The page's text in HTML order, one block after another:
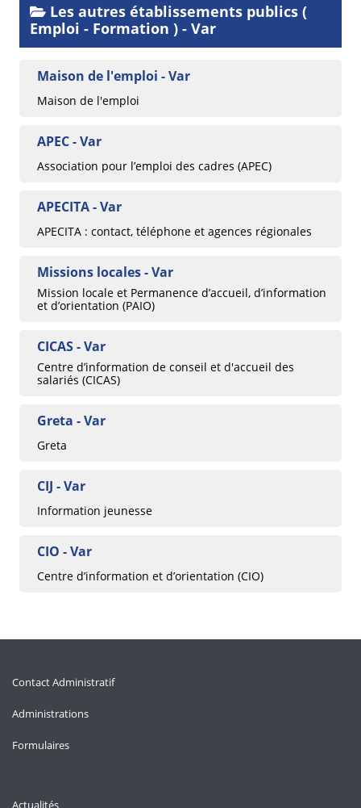
Les autres établissements publics (
Emploi - Formation ) - Var
Maison de l'emploi - Var
Maison de l'emploi
APEC - Var
Association pour l’emploi des cadres (APEC)
APECITA - Var
APECITA : contact, téléphone et agences régionales
Missions locales - Var
Mission locale et Permanence d’accueil, d’information
et d’orientation (PAIO)
CICAS - Var
Centre d’information de conseil et d'accueil des
salariés (CICAS)
Greta - Var
Greta
CIJ - Var
Information jeunesse
CIO - Var
Centre d’information et d’orientation (CIO)
Contact Administratif
Administrations
Formulaires
Actualités